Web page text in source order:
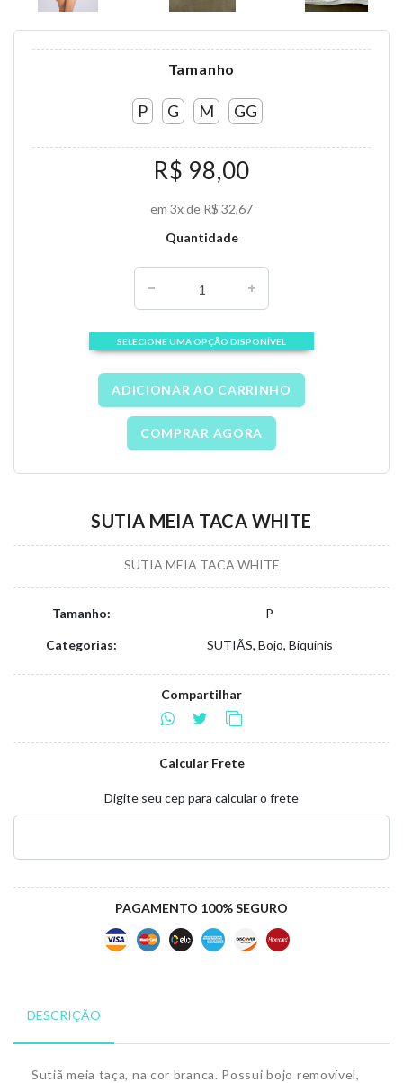
Tamanho
P G M GG
R$ 98,00
em 3x de R$ 32,67
Quantidade
SELECIONE UMA OPÇÃO DISPONÍVEL
ADICIONAR AO CARRINHO
COMPRAR AGORA
SUTIA MEIA TACA WHITE
SUTIA MEIA TACA WHITE
Tamanho: P
Categorias: SUTIÃS, Bojo, Biquinis
Compartilhar
Calcular Frete
Digite seu cep para calcular o frete
PAGAMENTO 100% SEGURO
DESCRIÇÃO
Sutiã meia taça, na cor branca. Possui bojo removível,